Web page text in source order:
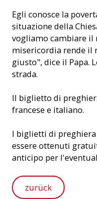
Egli conosce la
situazione della
vogliamo cambiare il
misericordia rende il
giusto", dice il Papa.
strada.
Il biglietto di
francese e italiano.
I biglietti di preghiera
essere ottenuti
anticipo per
zurück